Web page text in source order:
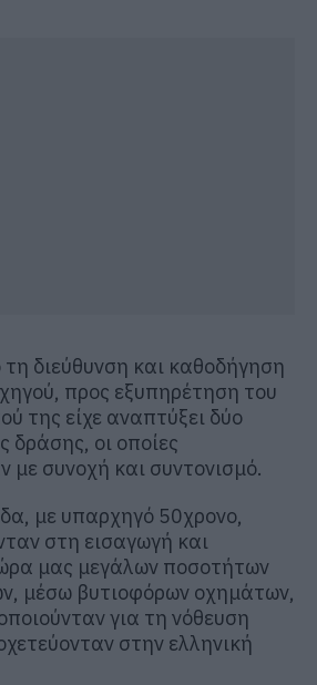
διεύθυνση και καθοδήγηση
προς εξυπηρέτηση του
της είχε αναπτύξει δύο
δράσης, οι οποίες
με συνοχή και συντονισμό.
με υπαρχηγό 50χρονο,
στη εισαγωγή και
μας μεγάλων ποσοτήτων
μέσω βυτιοφόρων οχημάτων,
για τη νόθευση
στην ελληνική